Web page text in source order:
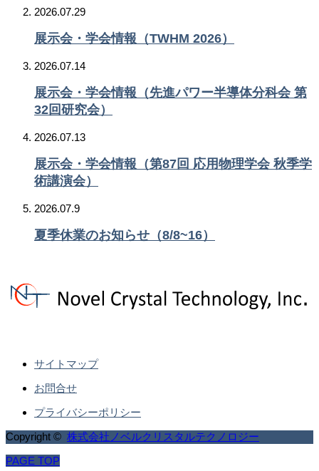
2026.07.29
展示会・学会情報（TWHM 2026）
2026.07.14
展示会・学会情報（先進パワー半導体分科会 第
32回研究会）
2026.07.13
展示会・学会情報（第87回 応用物理学会 秋季学
術講演会）
2026.07.9
夏季休業のお知らせ（8/8~16）
サイトマップ
お問合せ
プライバシーポリシー
Copyright © 株式会社ノベルクリスタルテクノロジー
PAGE TOP